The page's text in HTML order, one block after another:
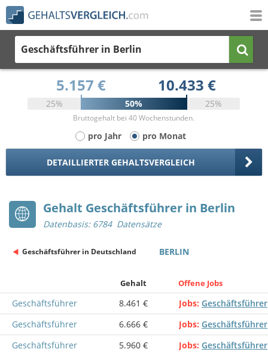
Geschäftsführer in Berlin
5.157 € 10.433 €
25% 50% 25%
Bruttogehalt bei 40 Wochenstunden.
pro Jahr pro Monat
DETAILLIERTER GEHALTSVERGLEICH
Gehalt Geschäftsführer in Berlin
Datenbasis: 6784 Datensätze
Geschäftsführer in Deutschland BERLIN
Gehalt Offene Jobs
Geschäftsführer 8.461 € Jobs Geschäftsführer
Geschäftsführer
6.666 € Jobs Geschäftsführer
Geschäftsführer
5.960 € Jobs Geschäftsführer